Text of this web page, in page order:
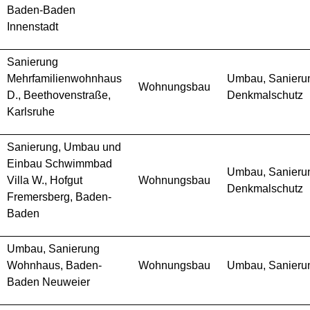
Baden-Baden
Innenstadt
Sanierung
Mehrfamilienwohnhaus
D., Beethovenstraße,
Karlsruhe
Wohnungsbau
Umbau,
Denkmalschutz
Sanierung, Umbau und
Einbau Schwimmbad
Villa W., Hofgut
Fremersberg, Baden-
Baden
Wohnungsbau
Umbau,
Denkmalschutz
Umbau, Sanierung
Wohnhaus, Baden-
Baden Neuweier
Wohnungsbau Umbau,